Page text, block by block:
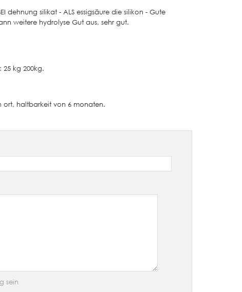
dehnung silikat - ALS essigsäure die silikon - Gute
weitere hydrolyse Gut aus, sehr gut.
25 kg 200kg.
ort, haltbarkeit von 6 monaten.
sein